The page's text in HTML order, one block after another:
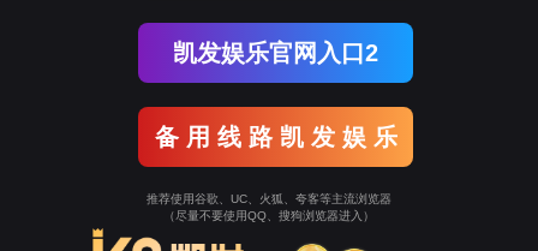
京ICP备18021518号